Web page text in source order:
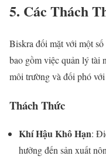
5. Các Thách
Biskra đối mặt với một
bao gồm việc quản lý tài
môi trường và đối phó
Thách Thức
Khí Hậu Khô Hạn:
hưởng đến sản xuất